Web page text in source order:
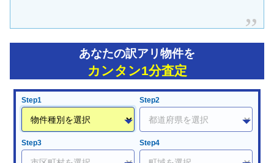
あなたの訳アリ物件を
カンタン1分査定
Step1 Step2
Step3 Step4